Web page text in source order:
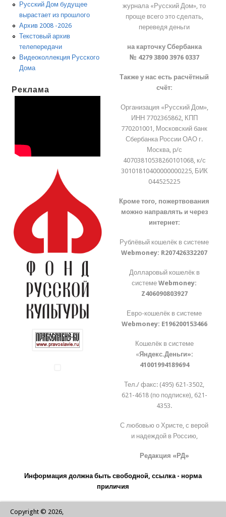
Русский Дом будущее
вырастает из прошлого
Архив 2008 -2026
Текстовый архив
телепередачи
Видеоколлекция Русского
Дома
Реклама
журнала «Русский Дом», то
проще всего это сделать,
переведя деньги
на карточку Сбербанка
№ 4279 3800 3976 0337
Также у нас есть расчётный
счёт:
Организация «Русский Дом»,
ИНН 7702365862, КПП
770201001, Московский банк
Сбербанка России ОАО г.
Москва, р/с
40703810538260101068, к/с
30101810400000000225, БИК
044525225
Кроме того, пожертвования
можно направлять и через
интернет:
Рублёвый кошелёк в системе
Webmoney: R207426332207
Долларовый кошелёк в
системеWebmoney:
Z406090803927
Евро-кошелёк в системе
Webmoney: E196200153466
Кошелёк в системе
«Яндекс.Деньги»:
41001994189694
Тел./ факс: (495) 621-3502,
621-4618 (по подписке), 621-
4353.
С любовью о Христе, с верой
и надеждой в Россию,
Редакция «РД»
Информация должна быть свободной, ссылка - норма
приличия
Copyright © 2026,